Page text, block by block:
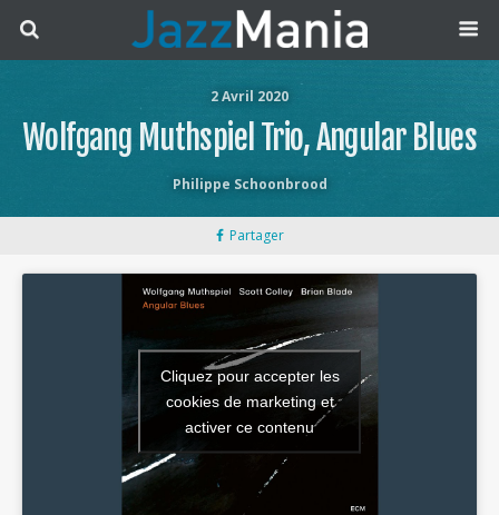
2 Avril 2020
Wolfgang Muthspiel Trio, Angular Blues
Philippe Schoonbrood
Partager
Cliquez pour accepter les
cookies de marketing et
activer ce contenu